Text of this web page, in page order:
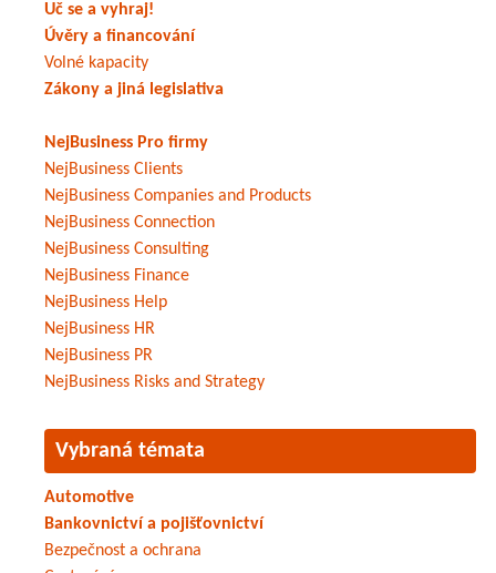
Uč se a vyhraj!
Úvěry a financování
Volné kapacity
Zákony a jiná legislativa
NejBusiness Pro firmy
NejBusiness Clients
NejBusiness Companies and Products
NejBusiness Connection
NejBusiness Consulting
NejBusiness Finance
NejBusiness Help
NejBusiness HR
NejBusiness PR
NejBusiness Risks and Strategy
Vybraná témata
Automotive
Bankovnictví a pojišťovnictví
Bezpečnost a ochrana